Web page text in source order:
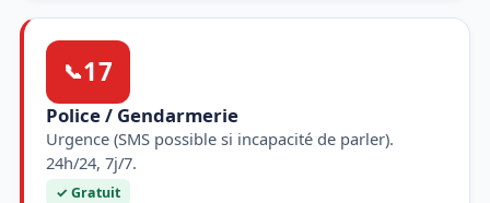
📞17
Police / Gendarmerie
Urgence (SMS possible si incapacité de parler).
24h/24, 7j/7.
✓ Gratuit